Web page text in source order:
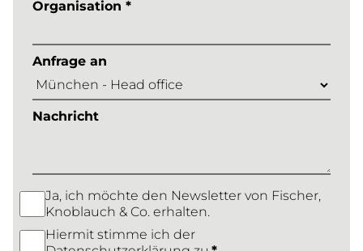
Organisation *
Anfrage an
Nachricht
Ja, ich möchte den Newsletter von Fischer,
Knoblauch & Co. erhalten.
Hiermit stimme ich der